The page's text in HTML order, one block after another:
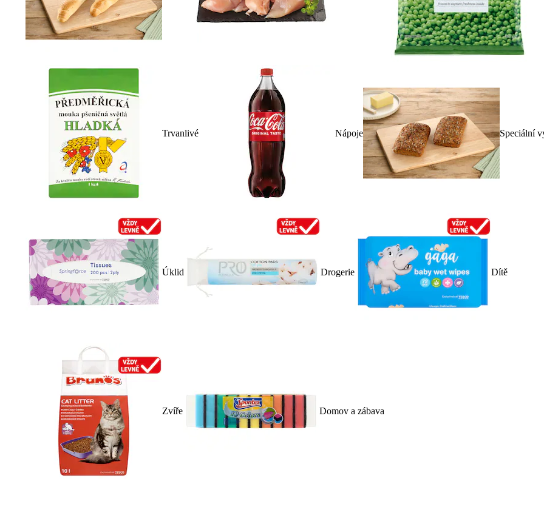
Trvanlivé Nápoje Speciální
Úklid Drogerie Dítě
Zvíře Domov a zábava